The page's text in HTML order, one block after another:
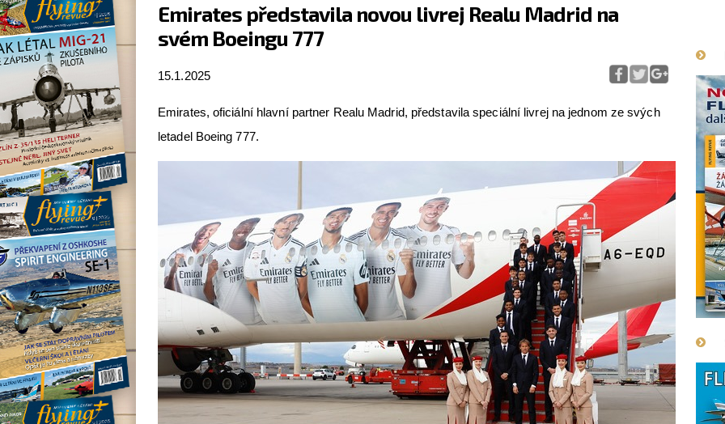
Emirates představila novou livrej Realu Madrid na
svém Boeingu 777
15.1.2025
Emirates, oficiální hlavní partner Realu Madrid, představila speciální livrej na jednom ze svých
letadel Boeing 777.